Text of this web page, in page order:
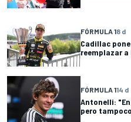
FÓRMULA 18 d
Cadillac
reemplazar a
FÓRMULA 114 d
Antonelli:
pero